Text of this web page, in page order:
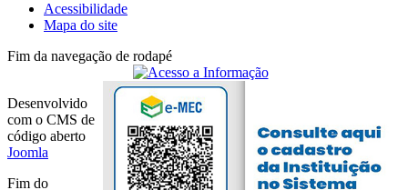
Acessibilidade
Mapa do site
Fim da navegação de rodapé
Desenvolvido
com o CMS de
código aberto
Joomla
Fim do